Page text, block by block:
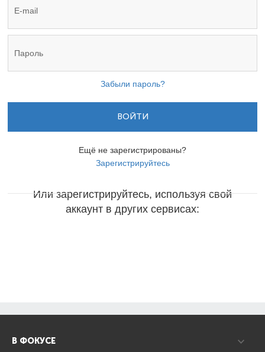
Забыли пароль?
ВОЙТИ
Ещё не зарегистрированы?
Зарегистрируйтесь
Или зарегистрируйтесь, используя свой
аккаунт в других сервисах:
В ФОКУСЕ